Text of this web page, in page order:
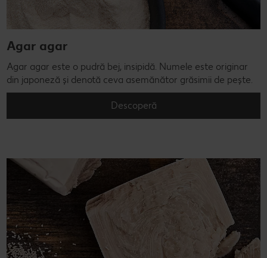
Agar agar
Agar agar este o pudră bej, insipidă. Numele este originar
din japoneză și denotă ceva asemănător grăsimii de pește.
Descoperă